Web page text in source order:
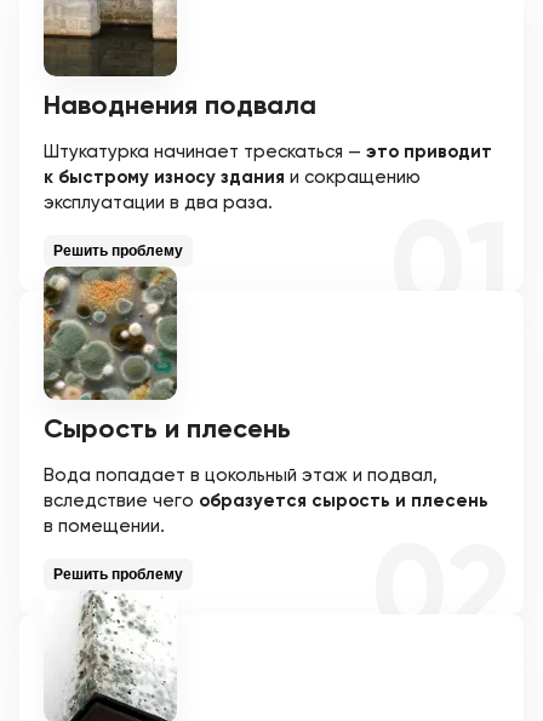
Наводнения подвала
Штукатурка начинает трескаться — это приводит
к быстрому износу здания и сокращению
эксплуатации в два раза.
Решить проблему
Сырость и плесень
Вода попадает в цокольный этаж и подвал,
вследствие чего образуется сырость и плесень
в помещении.
Решить проблему